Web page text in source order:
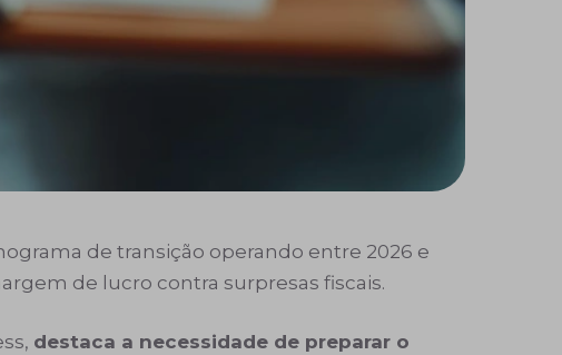
de transição operando entre 2026 e
de lucro contra surpresas fiscais.
destaca a necessidade de preparar o